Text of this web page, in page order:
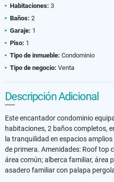
Habitaciones: 3
Baños: 2
Garaje: 1
Piso: 1
Tipo de inmueble: Condominio
Tipo de negocio: Venta
Descripción Adicional
Este encantador condominio
habitaciones, 2 baños completos,
la tranquilidad en espacios
de primera. Amenidades: Roof top
área común; alberca familiar, área
asadero familiar con palapa